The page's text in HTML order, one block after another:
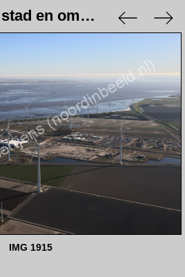
Groningen stad en omgeving - 9 januari 2024
IMG 1915